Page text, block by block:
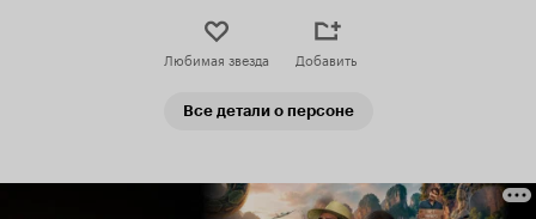
Любимая звезда Добавить
Все детали о персоне